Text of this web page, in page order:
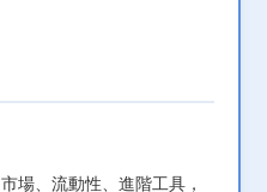
場、流動性、進階工具，